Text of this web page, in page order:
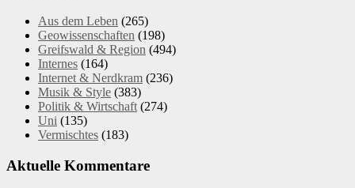
Aus dem Leben (265)
Geowissenschaften (198)
Greifswald & Region (494)
Internes (164)
Internet & Nerdkram (236)
Musik & Style (383)
Politik & Wirtschaft (274)
Uni (135)
Vermischtes (183)
Aktuelle Kommentare